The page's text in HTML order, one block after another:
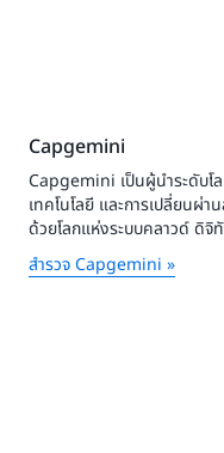
Capgemini
Capgemini เป็นผู้นำระดับโ
เทคโนโลยี และการเปลี่ยนผ่
ด้วยโลกแห่งระบบคลาวด์ ดิ
สำรวจ Capgemini »